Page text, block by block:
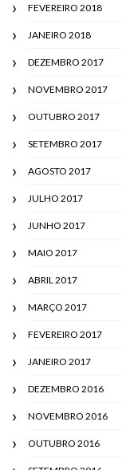
FEVEREIRO 2018
JANEIRO 2018
DEZEMBRO 2017
NOVEMBRO 2017
OUTUBRO 2017
SETEMBRO 2017
AGOSTO 2017
JULHO 2017
JUNHO 2017
MAIO 2017
ABRIL 2017
MARÇO 2017
FEVEREIRO 2017
JANEIRO 2017
DEZEMBRO 2016
NOVEMBRO 2016
OUTUBRO 2016